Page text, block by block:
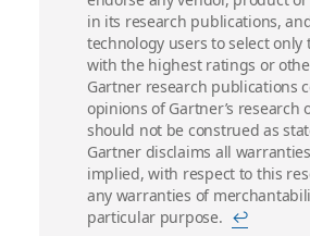
in its research publications,
technology users to select only
with the highest ratings or
Gartner research publications
opinions of Gartner’s research
should not be construed as
Gartner disclaims all
implied, with respect to this
any warranties of
particular purpose. ↩